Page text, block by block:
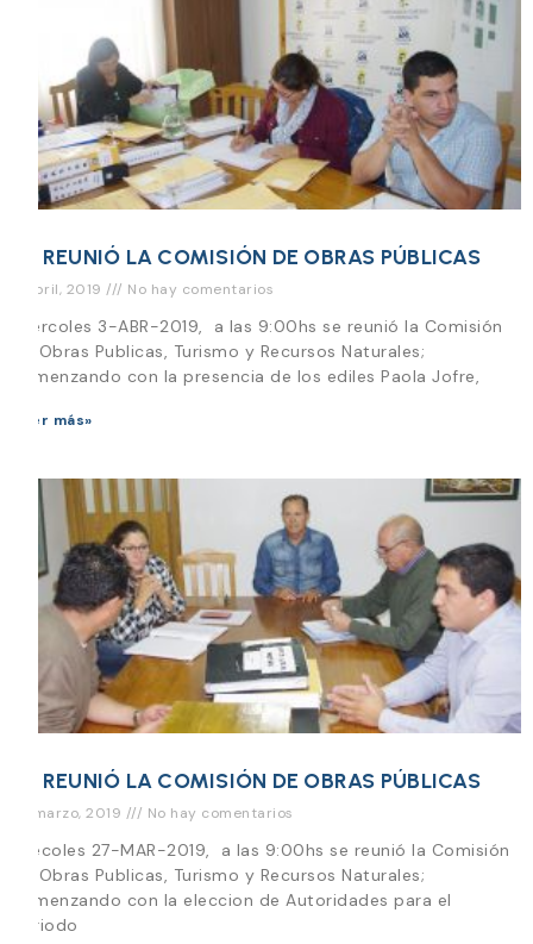
SE REUNIÓ LA COMISIÓN DE OBRAS PÚBLICAS
3 abril, 2019 No hay comentarios
Miercoles 3-ABR-2019, a las 9:00hs se reunió la Comisión
de Obras Publicas, Turismo y Recursos Naturales;
comenzando con la presencia de los ediles Paola Jofre,
Leer más»
SE REUNIÓ LA COMISIÓN DE OBRAS PÚBLICAS
27 marzo, 2019 No hay comentarios
Miecoles 27-MAR-2019, a las 9:00hs se reunió la Comisión
de Obras Publicas, Turismo y Recursos Naturales;
comenzando con la eleccion de Autoridades para el
periodo